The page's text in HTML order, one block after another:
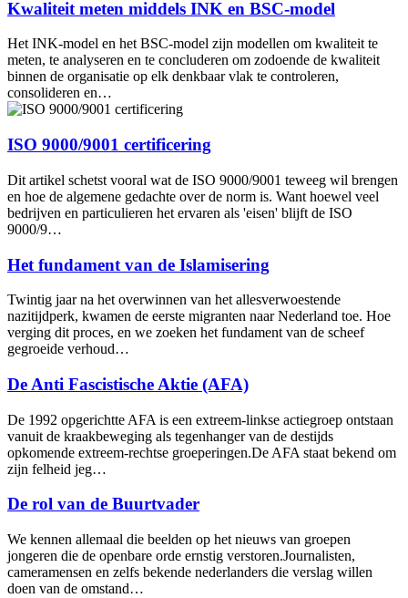
Kwaliteit meten middels INK en BSC-model
Het INK-model en het BSC-model zijn modellen om kwaliteit te
meten, te analyseren en te concluderen om zodoende de kwaliteit
binnen de organisatie op elk denkbaar vlak te controleren,
consolideren en…
ISO 9000/9001 certificering
Dit artikel schetst vooral wat de ISO 9000/9001 teweeg wil brengen
en hoe de algemene gedachte over de norm is. Want hoewel veel
bedrijven en particulieren het ervaren als 'eisen' blijft de ISO
9000/9…
Het fundament van de Islamisering
Twintig jaar na het overwinnen van het allesverwoestende
nazitijdperk, kwamen de eerste migranten naar Nederland toe. Hoe
verging dit proces, en we zoeken het fundament van de scheef
gegroeide verhoud…
De Anti Fascistische Aktie (AFA)
De 1992 opgerichtte AFA is een extreem-linkse actiegroep ontstaan
vanuit de kraakbeweging als tegenhanger van de destijds
opkomende extreem-rechtse groeperingen.De AFA staat bekend om
zijn felheid jeg…
De rol van de Buurtvader
We kennen allemaal die beelden op het nieuws van groepen
jongeren die de openbare orde ernstig verstoren.Journalisten,
cameramensen en zelfs bekende nederlanders die verslag willen
doen van de omstand…